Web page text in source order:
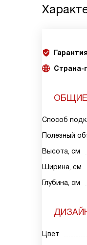
Страна-
ОБЩИЕ
Способ
Полезный
Высота, см
Ширина, см
Глубина, см
Цвет